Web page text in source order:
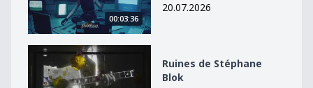
00:03:36
20.07.2026
Ruines de Stéphane Blok
Ruines de Stéphane
Blok